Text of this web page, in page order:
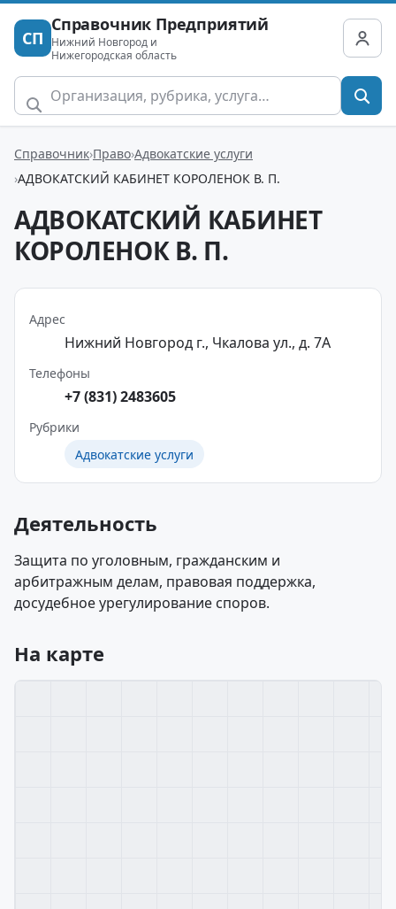
СП
Справочник Предприятий
Нижний Новгород и
Нижегородская область
Справочник Право Адвокатские услуги
АДВОКАТСКИЙ КАБИНЕТ КОРОЛЕНОК В. П.
АДВОКАТСКИЙ КАБИНЕТ
КОРОЛЕНОК В. П.
Адрес
Нижний Новгород г., Чкалова ул., д. 7А
Телефоны
+7 (831) 2483605
Рубрики
Адвокатские услуги
Деятельность
Защита по уголовным, гражданским и
арбитражным делам, правовая поддержка,
досудебное урегулирование споров.
На карте